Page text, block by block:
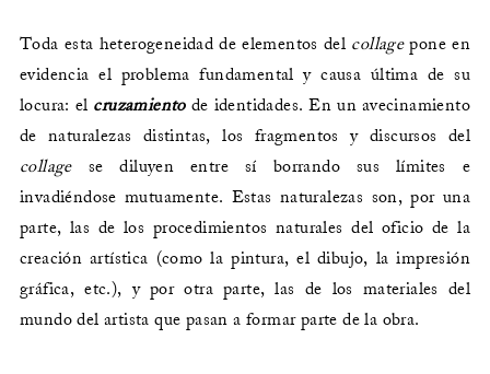
Toda esta heterogeneidad de elementos del collagepone en
evidencia el problema fundamental y causa última de su
locura: el cruzamientode identidades. En un avecinamiento
de naturalezas distintas, los fragmentos y discursos del
collage se diluyen entre sí borrando sus límites e
invadiéndose mutuamente. Estas naturalezas son, por una
parte, las de los procedimientos naturales del oficio de la
creación artística (como la pintura, el dibujo, la impresión
gráfica, etc.), y por otra parte, las de los materiales del
mundo del artista que pasan a formar parte de la obra.